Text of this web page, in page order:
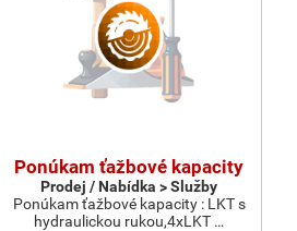
Ponúkam ťažbové kapacity
Prodej / Nabídka > Služby
Ponúkam ťažbové kapacity : LKT s
hydraulickou rukou,4xLKT …